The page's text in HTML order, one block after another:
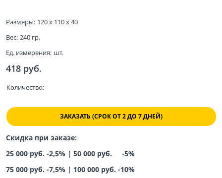
Размеры: 120 x 110 x 40
Вес: 240 гр.
Ед. измерения: шт.
418 руб.
Количество:
ЗАКАЗАТЬ (СРОК ОТ 2 ДО 7 ДНЕЙ)
Скидка при заказе:
25 000 руб. -2,5% | 50 000 руб. -5%
75 000 руб. -7,5% | 100 000 руб. -10%